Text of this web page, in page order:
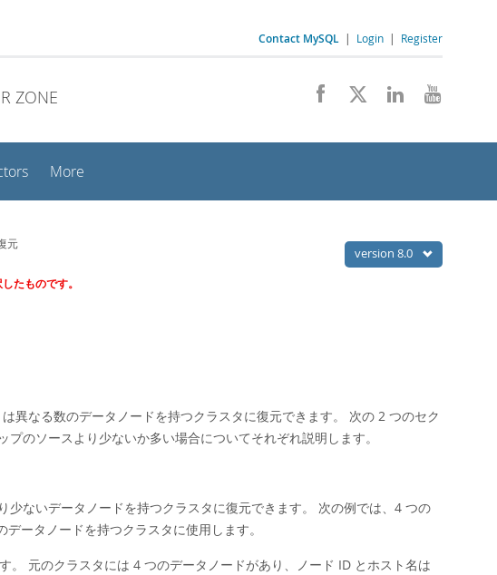
Contact MySQL | Login | Register
ZONE
More
version 8.0
元
たものです。
異なる数のデータノードを持つクラスタに復元できます。 次の 2 つのセク
のソースより少ないか多い場合についてそれぞれ説明します。
ないデータノードを持つクラスタに復元できます。 次の例では、4 つの
ータノードを持つクラスタに使用します。
。 元のクラスタには 4 つのデータノードがあり、ノード ID とホスト名は